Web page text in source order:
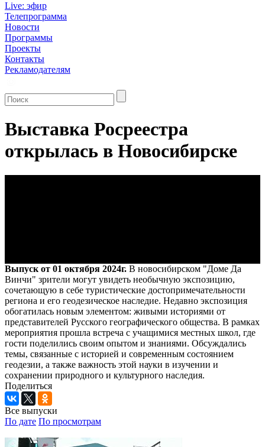
Live: эфир
Телепрограмма
Новости
Программы
Проекты
Контакты
Рекламодателям
Выставка Росреестра
открылась в Новосибирске
Выпуск от 01 октября 2024г. В новосибирском "Доме Да
Винчи" зрители могут увидеть необычную экспозицию,
сочетающую в себе туристические достопримечательности
региона и его геодезическое наследие. Недавно экспозиция
обогатилась новым элементом: живыми историями от
представителей Русского географического общества. В рамках
мероприятия прошла встреча с учащимися местных школ, где
гости поделились своим опытом и знаниями. Обсуждались
темы, связанные с историей и современным состоянием
геодезии, а также важность этой науки в изучении и
сохранении природного и культурного наследия.
Поделиться
Все выпуски
По дате По просмотрам